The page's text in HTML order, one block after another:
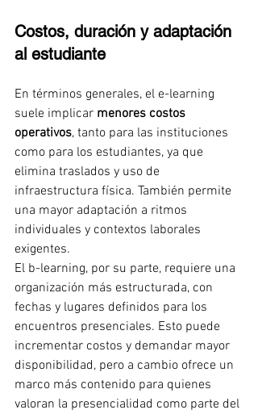
Costos, duración y adaptación
al estudiante
En términos generales, el e-learning
suele implicar menores costos
operativos, tanto para las instituciones
como para los estudiantes, ya que
elimina traslados y uso de
infraestructura física. También permite
una mayor adaptación a ritmos
individuales y contextos laborales
exigentes.
El b-learning, por su parte, requiere una
organización más estructurada, con
fechas y lugares definidos para los
encuentros presenciales. Esto puede
incrementar costos y demandar mayor
disponibilidad, pero a cambio ofrece un
marco más contenido para quienes
valoran la presencialidad como parte del